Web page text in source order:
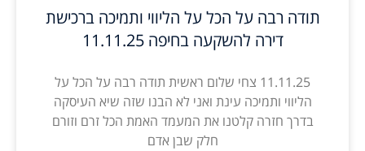
תודה רבה על הכל על הליווי ותמיכה ברכישת
דירה להשקעה בחיפה 11.11.25
11.11.25 צחי שלום ראשית תודה רבה על הכל על
הליווי ותמיכה עינת ואני לא הבנו שזה שיא העיסקה
בדרך חזרה קלטנו את המעמד האמת הכל זרם וזורם
חלק שבן אדם